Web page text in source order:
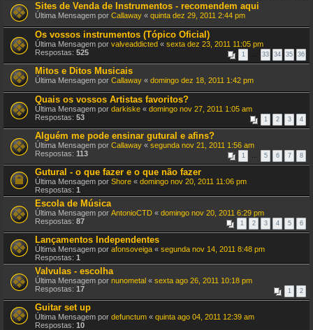
Sites de Venda de Instrumentos - recomendem aqui
Última Mensagem por Callaway « quinta dez 29, 2011 2:44 pm
Os vossos instrumentos (Tópico Oficial)
Última Mensagem por valveaddicted « sexta dez 23, 2011 11:05 pm
Respostas: 525 1 … 33 34 35 36
Mitos e Ditos Musicais
Última Mensagem por Callaway « domingo dez 18, 2011 1:42 pm
Quais os vossos Artistas favoritos?
Última Mensagem por darkiske « domingo nov 27, 2011 1:05 am
Respostas: 53 1 2 3 4
Alguém me pode ensinar gutural e afins?
Última Mensagem por Callaway « segunda nov 21, 2011 1:56 am
Respostas: 113 1 … 5 6 7 8
Gutural - o que fazer e o que não fazer
Última Mensagem por Shore « domingo nov 20, 2011 11:06 pm
Respostas: 1
Escola de Música
Última Mensagem por AntonioCTD « domingo nov 20, 2011 6:29 pm
Respostas: 87 1 2 3 4 5 6
Lançamentos Independentes
Última Mensagem por afonsoveiga « segunda nov 14, 2011 8:48 pm
Respostas: 1
Valvulas - escolha
Última Mensagem por nunometal « sexta ago 26, 2011 10:18 pm
Respostas: 17 1 2
Guitar set up
Última Mensagem por defunctum « quinta ago 04, 2011 12:39 am
Respostas: 10